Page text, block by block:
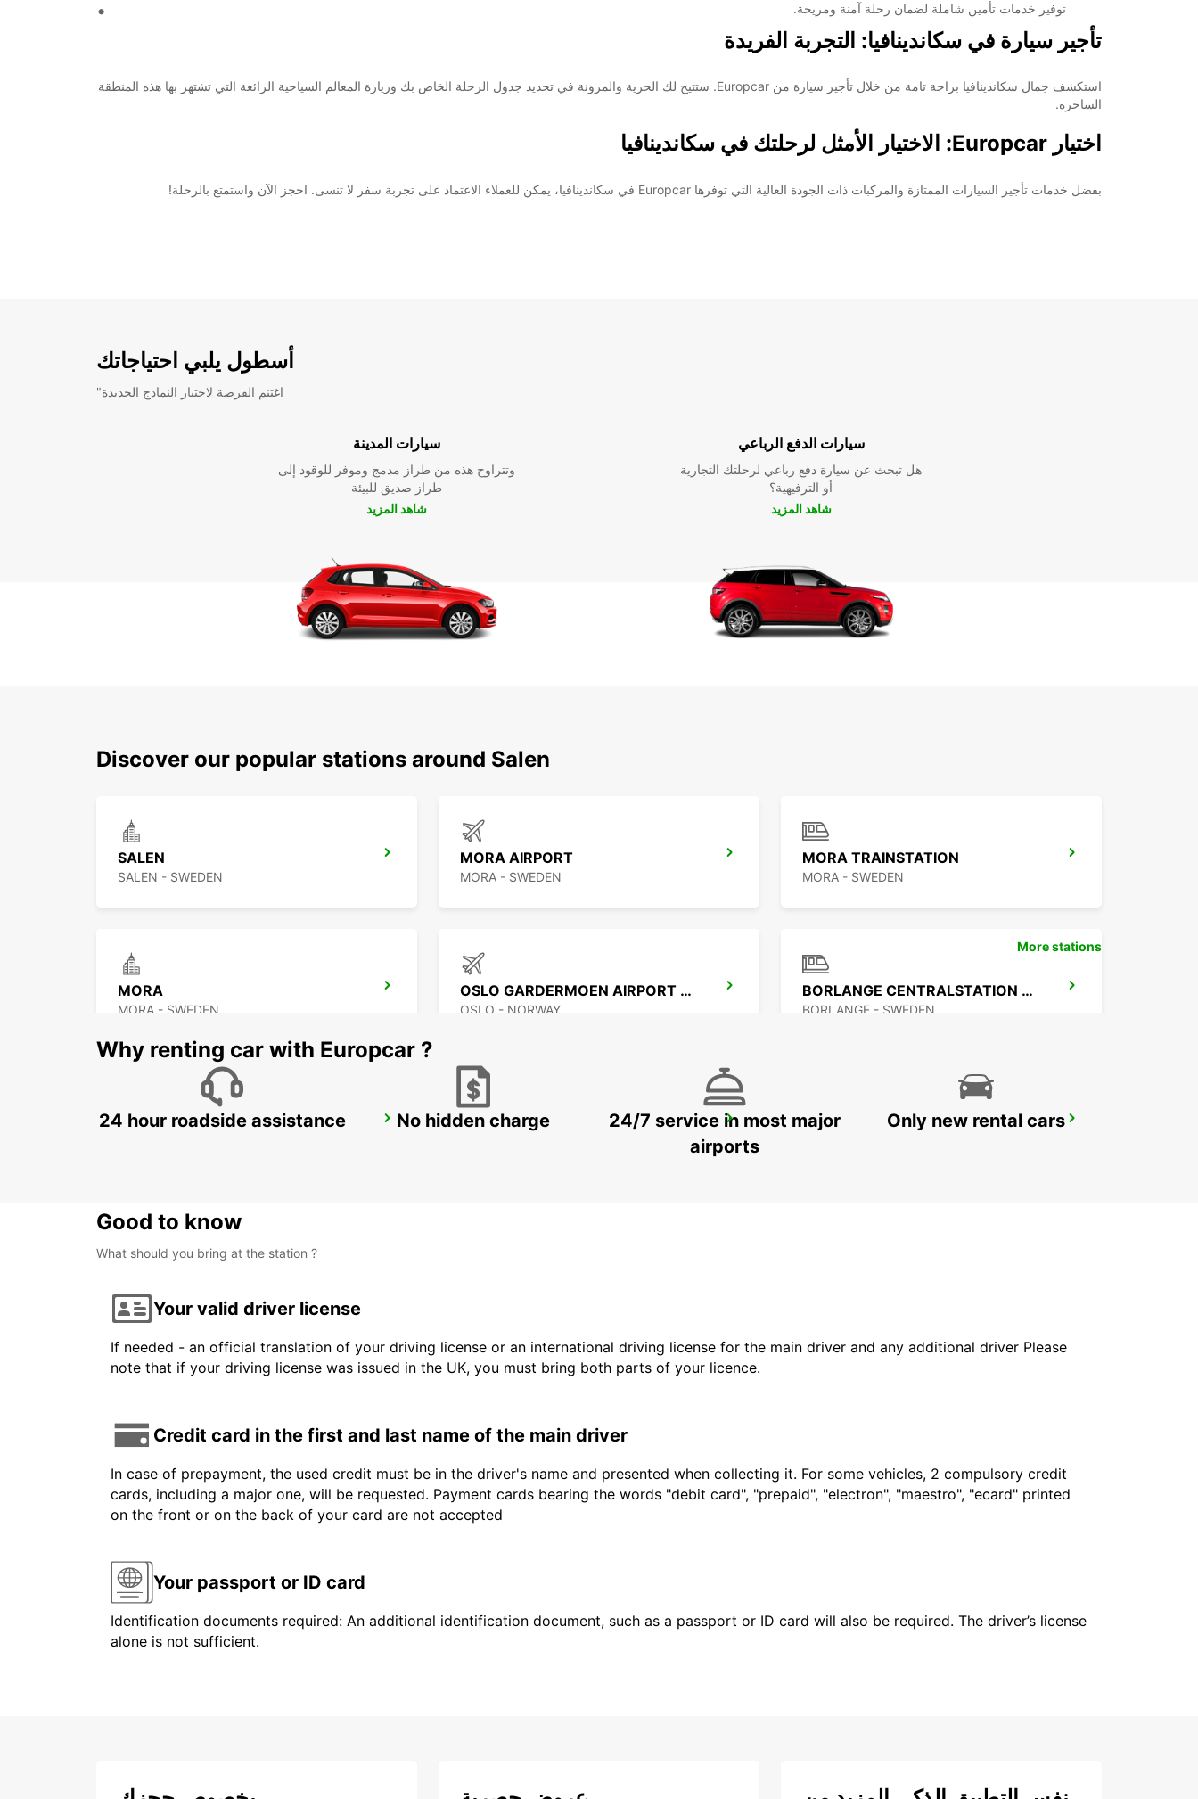
توفير خدمات تأمين شاملة لضمان رحلة آمنة ومريحة.
تأجير سيارة في سكاندينافيا: التجربة الفريدة
استكشف جمال سكاندينافيا براحة تامة من خلال تأجير سيارة من Europcar. ستتيح لك الحرية والمرونة في تحديد جدول الرحلة الخاص بك وزيارة المعالم السياحية الرائعة التي تشتهر بها هذه المنطقة
الساحرة.
اختيار Europcar: الاختيار الأمثل لرحلتك في سكاندينافيا
بفضل خدمات تأجير السيارات الممتازة والمركبات ذات الجودة العالية التي توفرها Europcar في سكاندينافيا، يمكن للعملاء الاعتماد على تجربة سفر لا تنسى. احجز الآن واستمتع بالرحلة!
أسطول يلبي احتياجاتك
"اغتنم الفرصة لاختبار النماذج الجديدة
سيارات المدينة
وتتراوح هذه من طراز مدمج وموفر للوقود إلى
طراز صديق للبيئة
شاهد المزيد
سيارات الدفع الرباعي
هل تبحث عن سيارة دفع رباعي لرحلتك التجارية
أو الترفيهية؟
شاهد المزيد
Discover our popular stations around Salen
SALEN
SALEN - SWEDEN
MORA AIRPORT
MORA - SWEDEN
MORA TRAINSTATION
MORA - SWEDEN
MORA
MORA - SWEDEN
OSLO GARDERMOEN AIRPORT MEET AND GREET
OSLO - NORWAY
BORLANGE CENTRALSTATION GUSTAF VASA
BORLANGE - SWEDEN
BORLANGE FALUN DELIVERY AND COLLECTION FALUN TRAIN STATION
More stations
Why renting car with Europcar ?
24 hour roadside assistance No hidden charge
24/7 service in most major
airports
Only new rental cars
Good to know
What should you bring at the station ?
Your valid driver license
If needed - an official translation of your driving license or an international driving license for the main driver and any additional driver Please
note that if your driving license was issued in the UK, you must bring both parts of your licence.
Credit card in the first and last name of the main driver
In case of prepayment, the used credit must be in the driver's name and presented when collecting it. For some vehicles, 2 compulsory credit
cards, including a major one, will be requested. Payment cards bearing the words "debit card", "prepaid", "electron", "maestro", "ecard" printed
on the front or on the back of your card are not accepted
Your passport or ID card
Identification documents required: An additional identification document, such as a passport or ID card will also be required. The driver’s license
alone is not sufficient.